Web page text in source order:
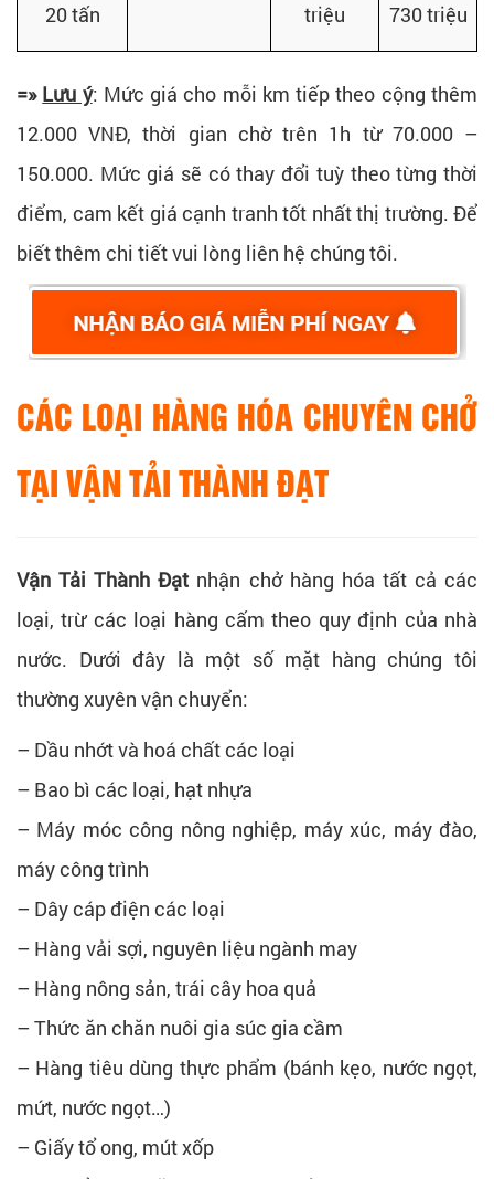
20 tấn
triệu
730 triệu
=» Lưu ý: Mức giá cho mỗi km tiếp theo cộng thêm
12.000 VNĐ, thời gian chờ trên 1h từ 70.000 –
150.000. Mức giá sẽ có thay đổi tuỳ theo từng thời
điểm, cam kết giá cạnh tranh tốt nhất thị trường. Để
biết thêm chi tiết vui lòng liên hệ chúng tôi.
CÁC LOẠI HÀNG HÓA CHUYÊN CHỞ
TẠI VẬN TẢI THÀNH ĐẠT
Vận Tải Thành Đạt nhận chở hàng hóa tất cả các
loại, trừ các loại hàng cấm theo quy định của nhà
nước. Dưới đây là một số mặt hàng chúng tôi
thường xuyên vận chuyển:
– Dầu nhớt và hoá chất các loại
– Bao bì các loại, hạt nhựa
– Máy móc công nông nghiệp, máy xúc, máy đào,
máy công trình
– Dây cáp điện các loại
– Hàng vải sợi, nguyên liệu ngành may
– Hàng nông sản, trái cây hoa quả
– Thức ăn chăn nuôi gia súc gia cầm
– Hàng tiêu dùng thực phẩm (bánh kẹo, nước ngọt,
mứt, nước ngọt…)
– Giấy tổ ong, mút xốp